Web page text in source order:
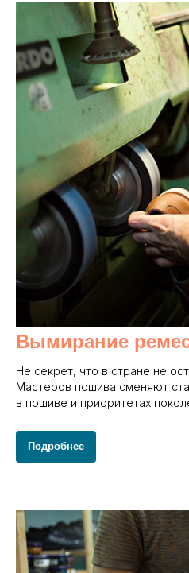
Вымирание
Не секрет, что в стране не
Мастеров пошива сменяют
в пошиве и приоритетах
Подробнее